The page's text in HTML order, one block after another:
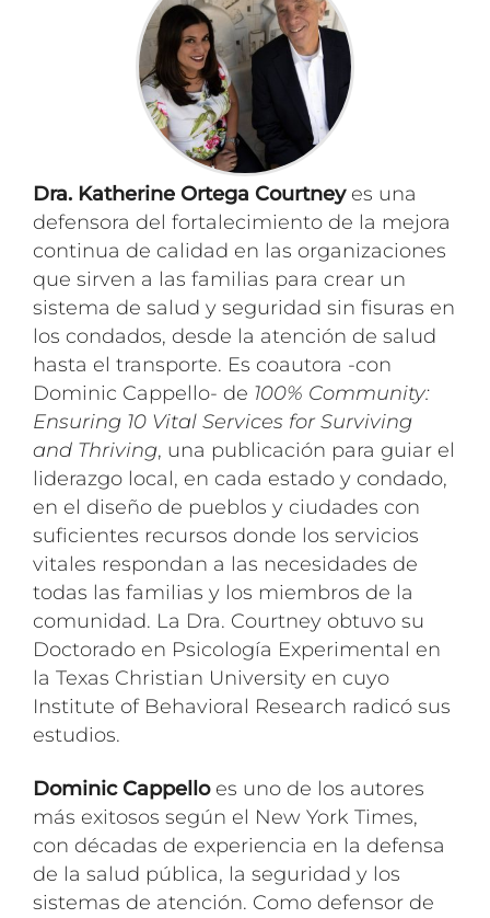
Dra. Katherine Ortega Courtneyes una
defensora del fortalecimiento de la mejora
continua de calidad en las organizaciones
que sirven a las familias para crear un
sistema de salud y seguridad sin fisuras en
los condados, desde la atención de salud
hasta el transporte. Es coautora -con
Dominic Cappello- de 100% Community:
Ensuring 10 Vital Services for Surviving
and Thriving, una publicación para guiar el
liderazgo local, en cada estado y condado,
en el diseño de pueblos y ciudades con
suficientes recursos donde los servicios
vitales respondan a las necesidades de
todas las familias y los miembros de la
comunidad. La Dra. Courtney obtuvo su
Doctorado en Psicología Experimental en
la Texas Christian University en cuyo
Institute of Behavioral Research radicó sus
estudios.
Dominic Cappello es uno de los autores
más exitosos según el New York Times,
con décadas de experiencia en la defensa
de la salud pública, la seguridad y los
sistemas de atención. Como defensor de